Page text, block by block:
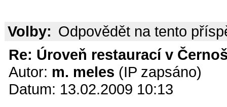
Volby: Odpovědět na tento
Re: Úroveň restaurací v
Autor: m. meles (IP zapsáno)
Datum: 13.02.2009 10:13